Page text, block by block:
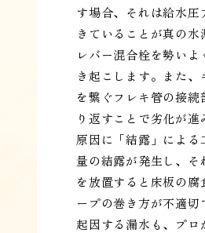
す場合、それは給水
きていることが真の
レバー混合栓を勢い
き起こします。また
を繋ぐフレキ管の接
り返すことで劣化が
原因に「結露」によ
量の結露が発生し、
を放置すると床板の
ープの巻き方が不適
起因する漏水も、プ